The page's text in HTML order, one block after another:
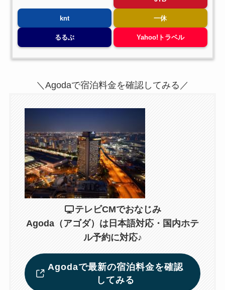
knt 一休
るるぶ Yahoo!トラベル
＼Agodaで宿泊料金を確認してみる／
テレビCMでおなじみ
Agoda（アゴダ）は日本語対応・国内ホテ
ル予約に対応♪
Agodaで最新の宿泊料金を確認
してみる